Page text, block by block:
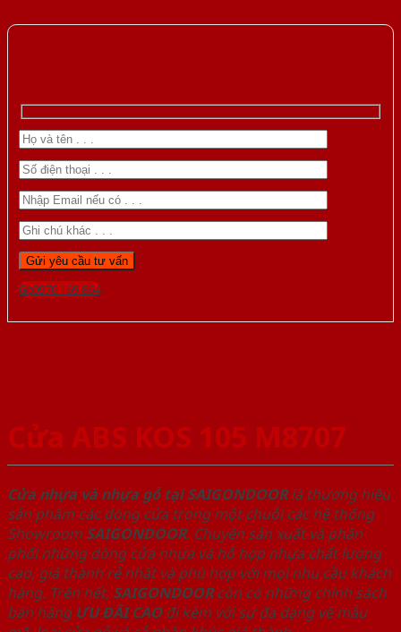
Gọi 0976.169.864
Cửa ABS KOS 105 M8707
Cửa nhựa và nhựa gỗ tại SAIGONDOORlà thương hiệu
sản phẩm các dòng cửa trong một chuỗi các hệ thống
Showroom SAIGONDOOR. Chuyên sản xuất và phân
phối những dòng cửa nhựa và hỗ hợp nhựa chất lượng
cao, giá thành rẻ nhất và phù hợp với mọi nhu cầu khách
hàng. Trên hết, SAIGONDOORcòn có những chính sách
bán hàng ƯU ĐÃI CAOđi kèm với sự đa dạng về mẫu